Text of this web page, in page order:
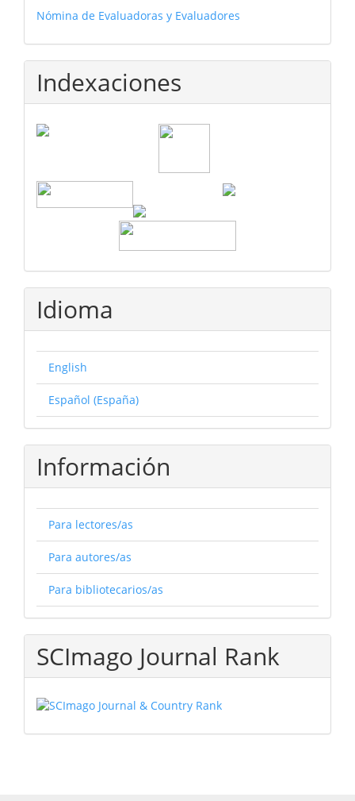
Nómina de Evaluadoras y Evaluadores
Indexaciones
Idioma
English
Español (España)
Información
Para lectores/as
Para autores/as
Para bibliotecarios/as
SCImago Journal Rank